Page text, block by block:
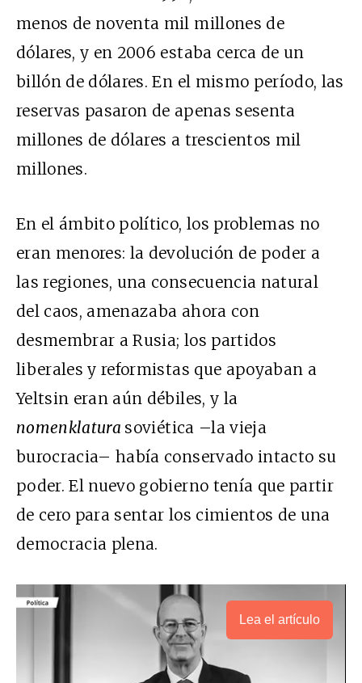
menos de noventa mil millones de
dólares, y en 2006 estaba cerca de un
billón de dólares. En el mismo período, las
reservas pasaron de apenas sesenta
millones de dólares a trescientos mil
millones.
En el ámbito político, los problemas no
eran menores: la devolución de poder a
las regiones, una consecuencia natural
del caos, amenazaba ahora con
desmembrar a Rusia; los partidos
liberales y reformistas que apoyaban a
Yeltsin eran aún débiles, y la
nomenklatura soviética –la vieja
burocracia– había conservado intacto su
poder. El nuevo gobierno tenía que partir
de cero para sentar los cimientos de una
democracia plena.
Lea el artículo